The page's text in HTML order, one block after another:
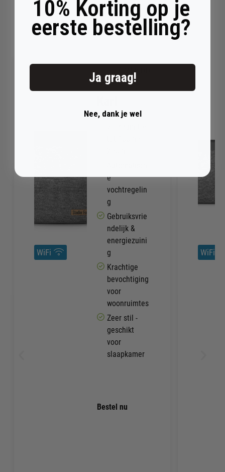
Aanbevolen accessoires
219,00
WiFi
Geschikt
e
vochtregelin
g
Gebruiksvrie
ndelijk &
energiezuini
g
Krachtige
bevochtiging
voor
woonruimtes
Zeer stil -
geschikt
voor
slaapkamer
Bestel nu
WiFi
10% Korting op je
eerste bestelling?
Ja graag!
Nee, dank je wel